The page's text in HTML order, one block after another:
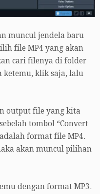
muncul jendela baru
file MP4 yang akan
cari filenya di folder
ketemu, klik saja, lalu
output file yang kita
tombol “Convert
format file MP4.
akan muncul pilihan
dengan format MP3.